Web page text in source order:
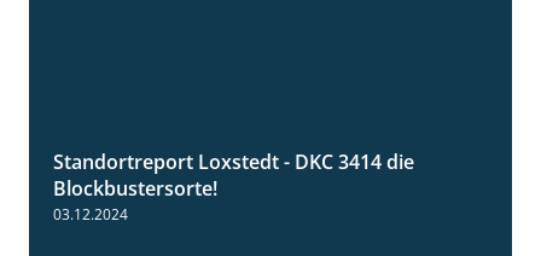
1:06
Standortreport Loxstedt - DKC 3414 die
Blockbustersorte!
03.12.2024